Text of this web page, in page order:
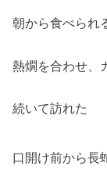
朝から食べられ
熱燗を合わせ、
続いて訪れた
口開け前から長